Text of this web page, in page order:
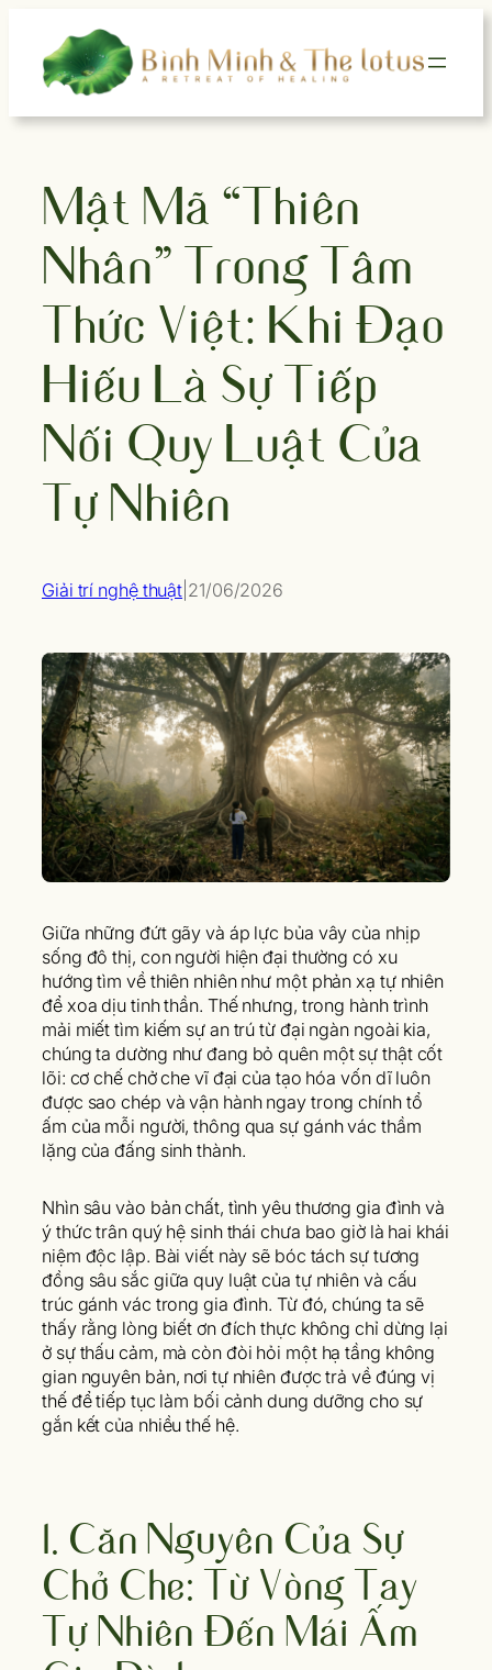
content
Mật Mã “Thiên –
Nhân” Trong Tâm
Thức Việt: Khi Đạo
Hiếu Là Sự Tiếp
Nối Quy Luật Của
Tự Nhiên
Giải trí nghệ thuật 21/06/2026
Giữa những đứt gãy và áp lực bủa vây của nhịp
sống đô thị, con người hiện đại thường có xu
hướng tìm về thiên nhiên như một phản xạ tự nhiên
để xoa dịu tinh thần. Thế nhưng, trong hành trình
mải miết tìm kiếm sự an trú từ đại ngàn ngoài kia,
chúng ta dường như đang bỏ quên một sự thật cốt
lõi: cơ chế chở che vĩ đại của tạo hóa vốn dĩ luôn
được sao chép và vận hành ngay trong chính tổ
ấm của mỗi người, thông qua sự gánh vác thầm
lặng của đấng sinh thành.
Nhìn sâu vào bản chất, tình yêu thương gia đình và
ý thức trân quý hệ sinh thái chưa bao giờ là hai khái
niệm độc lập. Bài viết này sẽ bóc tách sự tương
đồng sâu sắc giữa quy luật của tự nhiên và cấu
trúc gánh vác trong gia đình. Từ đó, chúng ta sẽ
thấy rằng lòng biết ơn đích thực không chỉ dừng lại
ở sự thấu cảm, mà còn đòi hỏi một hạ tầng không
gian nguyên bản, nơi tự nhiên được trả về đúng vị
thế để tiếp tục làm bối cảnh dung dưỡng cho sự
gắn kết của nhiều thế hệ.
1. Căn Nguyên Của Sự
Chở Che: Từ Vòng Tay
Tự Nhiên Đến Mái Ấm